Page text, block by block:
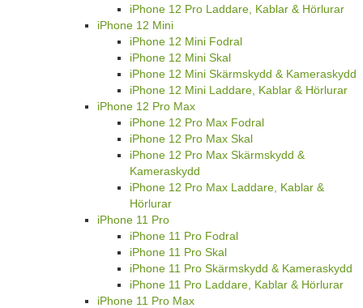
iPhone 12 Pro Laddare, Kablar & Hörlurar
iPhone 12 Mini
iPhone 12 Mini Fodral
iPhone 12 Mini Skal
iPhone 12 Mini Skärmskydd & Kameraskydd
iPhone 12 Mini Laddare, Kablar & Hörlurar
iPhone 12 Pro Max
iPhone 12 Pro Max Fodral
iPhone 12 Pro Max Skal
iPhone 12 Pro Max Skärmskydd &
Kameraskydd
iPhone 12 Pro Max Laddare, Kablar &
Hörlurar
iPhone 11 Pro
iPhone 11 Pro Fodral
iPhone 11 Pro Skal
iPhone 11 Pro Skärmskydd & Kameraskydd
iPhone 11 Pro Laddare, Kablar & Hörlurar
iPhone 11 Pro Max